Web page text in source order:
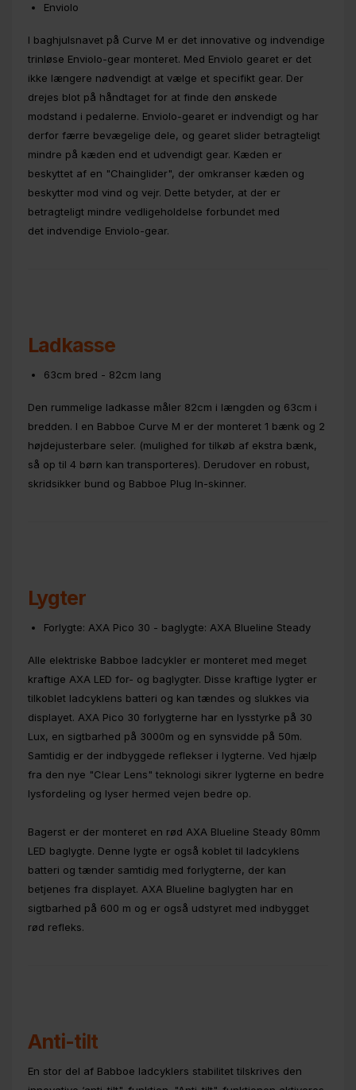
Enviolo
I baghjulsnavet på Curve M er det innovative og indvendige
trinløse Enviolo-gear monteret. Med Enviolo gearet er det
ikke længere nødvendigt at vælge et specifikt gear. Der
drejes blot på håndtaget for at finde den ønskede
modstand i pedalerne. Enviolo-gearet er indvendigt og har
derfor færre bevægelige dele, og gearet slider betragteligt
mindre på kæden end et udvendigt gear. Kæden er
beskyttet af en "Chainglider", der omkranser kæden og
beskytter mod vind og vejr. Dette betyder, at der er
betragteligt mindre vedligeholdelse forbundet med
det indvendige Enviolo-gear.
Ladkasse
63cm bred - 82cm lang
Den rummelige ladkasse måler 82cm i længden og 63cm i
bredden. I en Babboe Curve M er der monteret 1 bænk og 2
højdejusterbare seler. (mulighed for tilkøb af ekstra bænk,
så op til 4 børn kan transporteres). Derudover en robust,
skridsikker bund og Babboe Plug In-skinner.
Lygter
Forlygte: AXA Pico 30 - baglygte: AXA Blueline Steady
Alle elektriske Babboe ladcykler er monteret med meget
kraftige AXA LED for- og baglygter. Disse kraftige lygter er
tilkoblet ladcyklens batteri og kan tændes og slukkes via
displayet. AXA Pico 30 forlygterne har en lysstyrke på 30
Lux, en sigtbarhed på 3000m og en synsvidde på 50m.
Samtidig er der indbyggede reflekser i lygterne. Ved hjælp
fra den nye "Clear Lens" teknologi sikrer lygterne en bedre
lysfordeling og lyser hermed vejen bedre op.
Bagerst er der monteret en rød AXA Blueline Steady 80mm
LED baglygte. Denne lygte er også koblet til ladcyklens
batteri og tænder samtidig med forlygterne, der kan
betjenes fra displayet. AXA Blueline baglygten har en
sigtbarhed på 600 m og er også udstyret med indbygget
rød refleks.
Anti-tilt
En stor del af Babboe ladcyklers stabilitet tilskrives den